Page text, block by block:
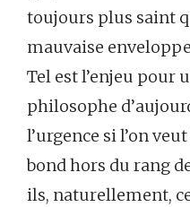
toujours plus saint
mauvaise
Tel est l’enjeu pour
philosophe
l’urgence si l’on
bond hors du rang
ils, naturellement,